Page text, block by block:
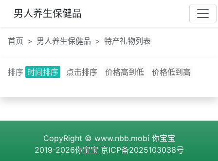
男人养生保健品
首页 男人养生保健品 特产礼物列表
排序 时间排序 点击排序 价格高到低 价格低到高
CopyRight © www.nbb.mobi 你宝宝
2019-2026你宝宝 京ICP备2025103038号